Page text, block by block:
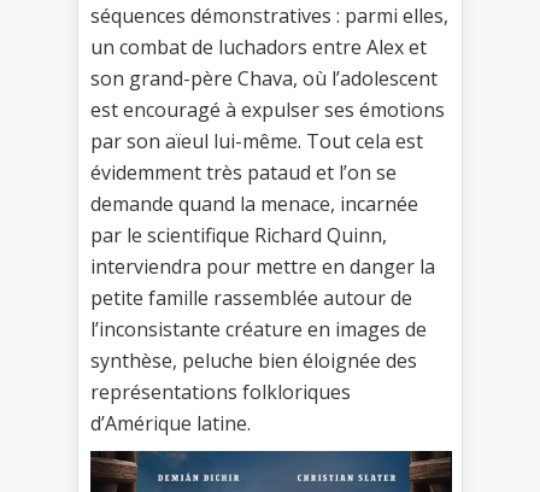
séquences démonstratives : parmi elles,
un combat de luchadors entre Alex et
son grand-père Chava, où l’adolescent
est encouragé à expulser ses émotions
par son aïeul lui-même. Tout cela est
évidemment très pataud et l’on se
demande quand la menace, incarnée
par le scientifique Richard Quinn,
interviendra pour mettre en danger la
petite famille rassemblée autour de
l’inconsistante créature en images de
synthèse, peluche bien éloignée des
représentations folkloriques
d’Amérique latine.